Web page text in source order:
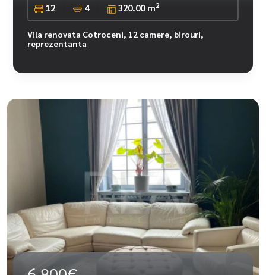
12 4 320.00 m2
Vila renovata Cotroceni, 12 camere, birouri,
reprezentanta